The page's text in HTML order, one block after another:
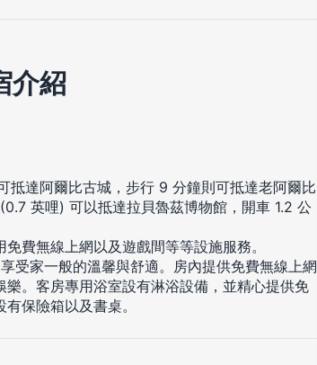
介紹
抵達阿爾比古城，步行 9 分鐘則可抵達老阿爾比
英哩) 可以抵達拉貝魯茲博物館，開車 1.2 公
費無線上網以及遊戲間等等設施服務。
受家一般的溫馨與舒適。房內提供免費無線上網
。客房專用浴室設有淋浴設備，並精心提供免
保險箱以及書桌。